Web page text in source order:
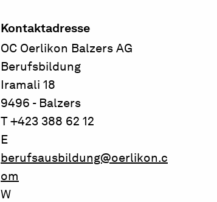
Kontaktadresse
OC Oerlikon Balzers AG
Berufsbildung
Iramali 18
9496 - Balzers
T +423 388 62 12
E
berufsausbildung@oerlikon.c
om
W